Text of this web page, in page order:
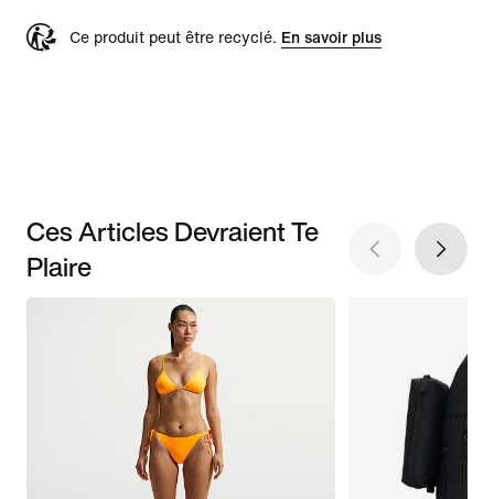
Ce produit peut être recyclé. En savoir plus
Ces Articles Devraient Te
Plaire